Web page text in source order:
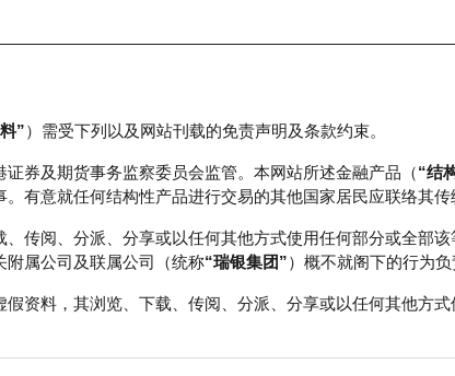
正股数据及市场统计 瑞银轮证教室
”）需受下列以及网站刊载的免责声明及条款约束。
券及期货事务监察委员会监管。本网站所述金融产品（“结
有意就任何结构性产品进行交易的其他国家居民应联络其传
传阅、分派、分享或以任何其他方式使用任何部分或全部
附属公司及联属公司（统称“瑞银集团”）概不就阁下的行为负
资料，其浏览、下载、传阅、分派、分享或以任何其他方